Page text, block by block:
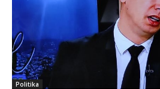
Politika